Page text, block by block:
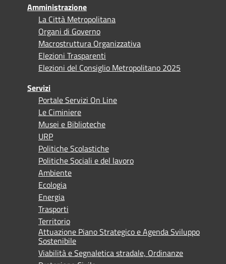
Amministrazione
La Città Metropolitana
Organi di Governo
Macrostruttura Organizzativa
Elezioni Trasparenti
Elezioni del Consiglio Metropolitano 2025
Servizi
Portale Servizi On Line
Le Ciminiere
Musei e Biblioteche
URP
Politiche Scolastiche
Politiche Sociali e del lavoro
Ambiente
Ecologia
Energia
Trasporti
Territorio
Attuazione Piano Strategico e Agenda Sviluppo
Sostenibile
Viabilità e Segnaletica stradale, Ordinanze